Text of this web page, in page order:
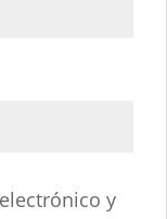
y